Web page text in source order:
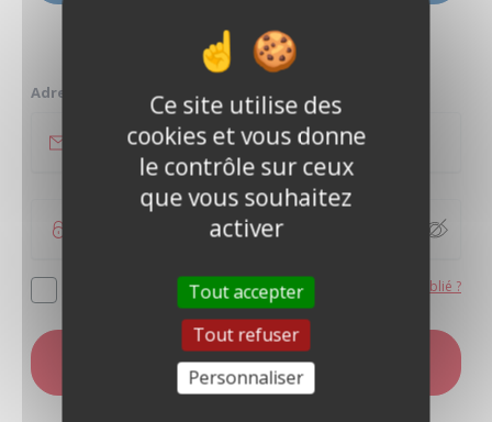
ou
Adresse e-mail
Se souvenir de moi Mot de passe oublié ?
CONNEXION
Ce site utilise des
cookies et vous donne
le contrôle sur ceux
que vous souhaitez
activer
Tout accepter
Tout refuser
Personnaliser